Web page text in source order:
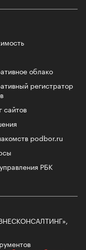
облако
регистратор
сайтов
podbor.ru
РБК